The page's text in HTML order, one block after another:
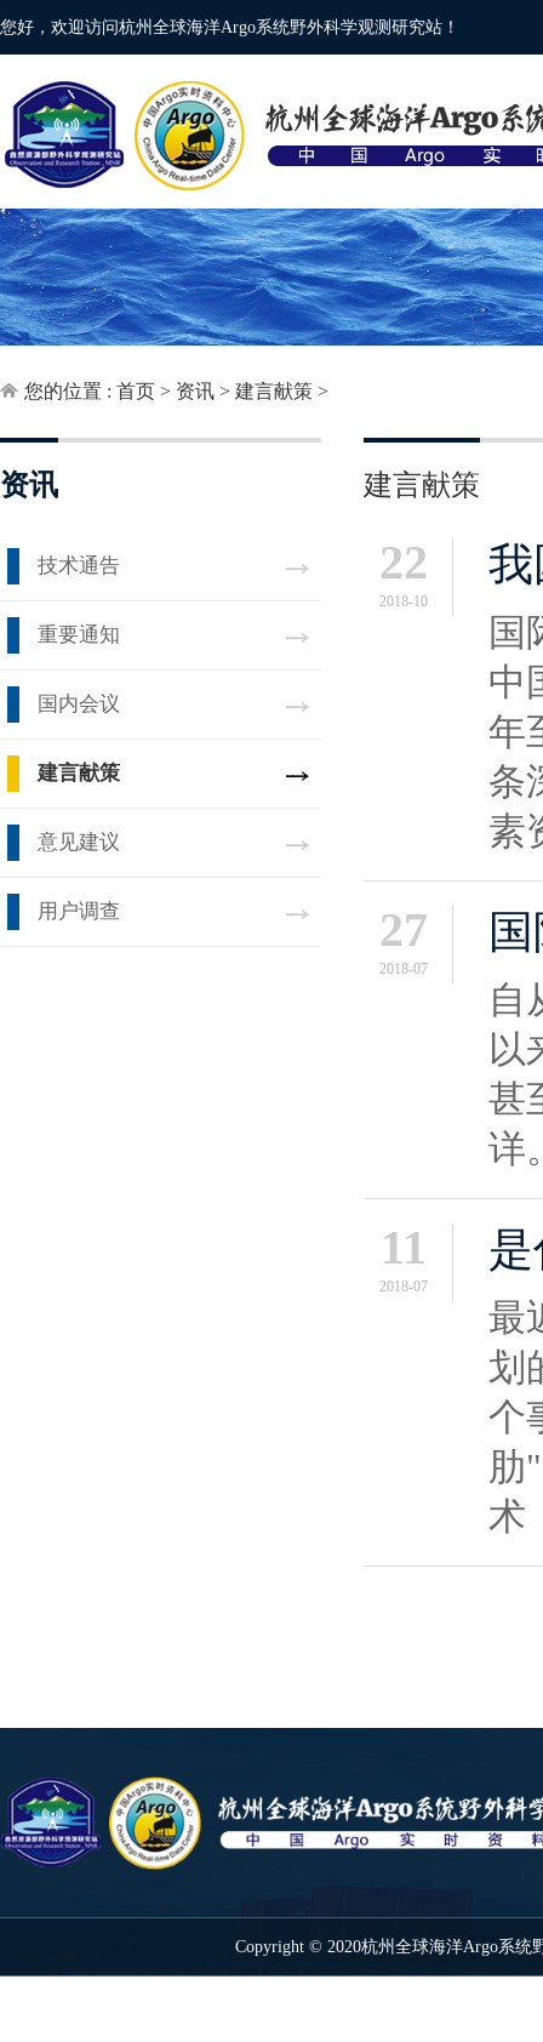
您好，欢迎访问杭州全球海洋Argo系统野外科学观测研究站！
您的位置 : 首页 > 资讯 > 建言献策 >
资讯
技术通告
重要通知
国内会议
建言献策
意见建议
用户调查
建言献策
22
2018-10
我
国
中
年
条
素
27
2018-07
自
以
甚
详
11
2018-07
最
划
个
肋
术
Copyright © 2020杭州全球海洋Argo系